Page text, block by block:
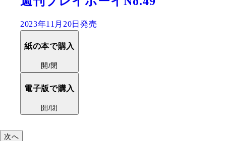
堂安律『俺しかいない』
2023年03月20日発売
紙の本で購入
開/閉
電子版で購入
開/閉
次へ